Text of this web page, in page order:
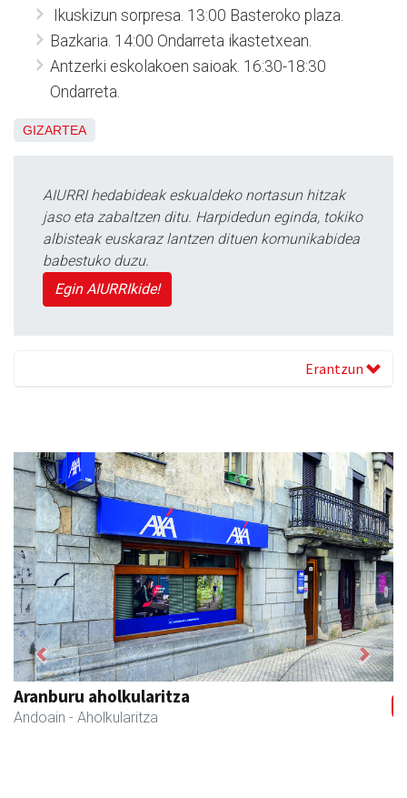
Ikuskizun sorpresa. 13:00 Basteroko plaza.
Bazkaria. 14:00 Ondarreta ikastetxean.
Antzerki eskolakoen saioak. 16:30-18:30
Ondarreta.
GIZARTEA
AIURRI hedabideak eskualdeko nortasun hitzak
jaso eta zabaltzen ditu. Harpidedun eginda, tokiko
albisteak euskaraz lantzen dituen komunikabidea
babestuko duzu.
Egin AIURRIkide!
Erantzun
Aranburu aholkularitza
Andoain - Aholkularitza
Previous Next